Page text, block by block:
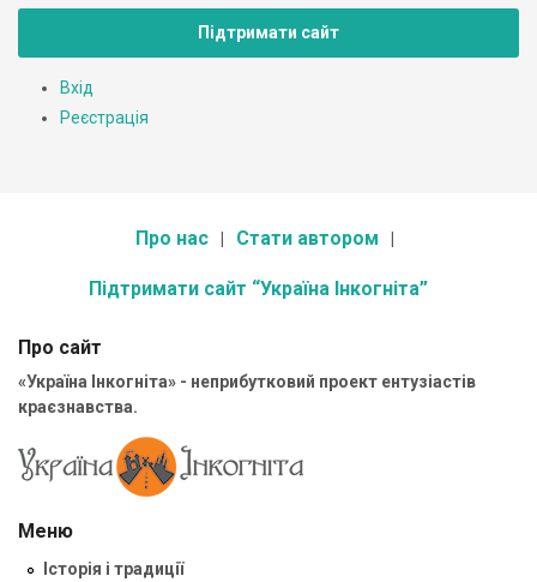
Підтримати сайт
Вхід
Реєстрація
Про нас Стати автором
Підтримати сайт “Україна Інкогніта”
Про сайт
«Україна Інкогніта» - неприбутковий проект ентузіастів
краєзнавства.
Меню
Історія і традиції